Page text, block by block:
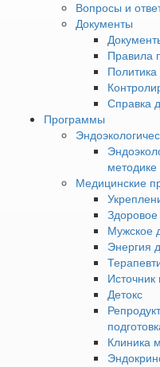
Вопросы и
Документы
Правила
Справка
Программы
Медицинские
Здоровое
Мужское
Энергия
Детокс
Клиника
Для чего
лазерного
лица
Курс омоложения лица
позволяет достичь
терапевтических
Разглаживание
более гладкой и
Улучшение тонуса
выравнивается,
Коррекция
Кожа приобретает
Сужение пор и
кожи становится
Лифтинг-эффект
контуры лица,
Длительный